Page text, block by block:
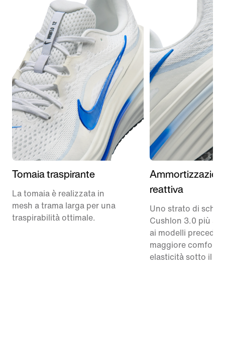
Tomaia traspirante
La tomaia è realizzata in
mesh a trama larga per una
traspirabilità ottimale.
reattiva
Uno strato di
Cushlon 3.0 più
ai modelli
maggiore comfort
elasticità sotto il